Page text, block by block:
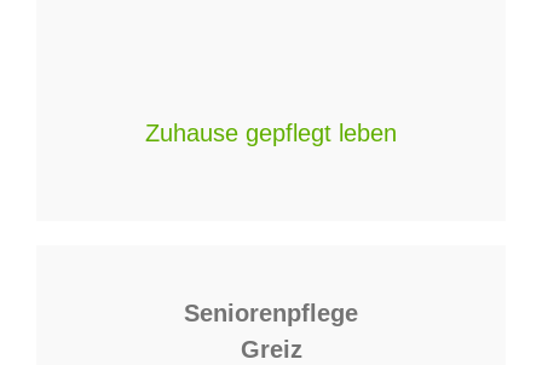
Zuhause gepflegt leben
Seniorenpflege
Greiz